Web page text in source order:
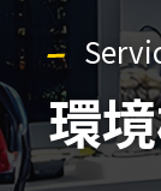
環